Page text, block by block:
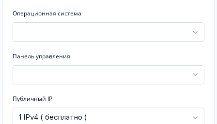
Операционная система
Панель управления
Публичный IP